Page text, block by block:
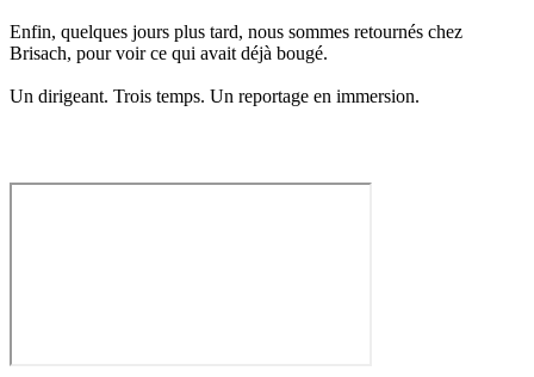
Enfin, quelques jours plus tard, nous sommes retournés chez
Brisach, pour voir ce qui avait déjà bougé.
Un dirigeant. Trois temps. Un reportage en immersion.​